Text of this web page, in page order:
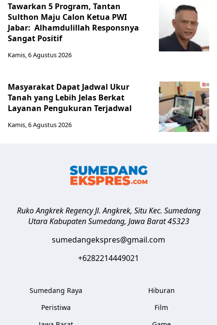
Tawarkan 5 Program, Tantan
Sulthon Maju Calon Ketua PWI
Jabar: Alhamdulillah Responsnya
Sangat Positif
Kamis, 6 Agustus 2026
Masyarakat Dapat Jadwal Ukur
Tanah yang Lebih Jelas Berkat
Layanan Pengukuran Terjadwal
Kamis, 6 Agustus 2026
Ruko Angkrek Regency Jl. Angkrek, Situ Kec. Sumedang
Utara Kabupaten Sumedang, Jawa Barat 45323
sumedangekspres@gmail.com
+6282214449021
Sumedang Raya
Peristiwa
Hiburan
Film